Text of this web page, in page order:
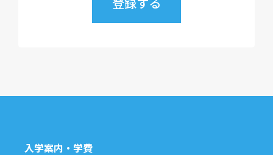
入学案内・学費